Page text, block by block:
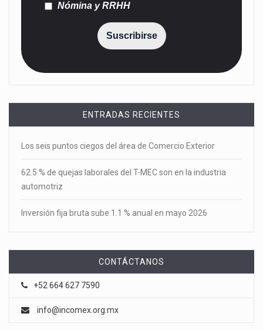
Nómina y RRHH
Suscribirse
ENTRADAS RECIENTES
Los seis puntos ciegos del área de Comercio Exterior
62.5 % de quejas laborales del T-MEC son en la industria
automotriz
Inversión fija bruta sube 1.1 % anual en mayo 2026
CONTÁCTANOS
+52 664 627 7590
info@incomex.org.mx